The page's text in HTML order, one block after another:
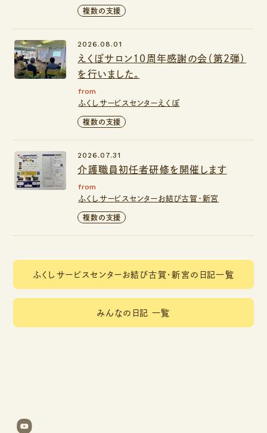
複数の支援
えくぼサロン１０周年感謝の会（第２弾）
を行いました。
2026.08.01
from
ふくしサービスセンターえくぼ
複数の支援
介護職員初任者研修を開催します
2026.07.31
from
ふくしサービスセンターお結び古賀・新宮
複数の支援
ふくしサービスセンターお結び古賀・新宮の日記一覧
みんなの日記 一覧